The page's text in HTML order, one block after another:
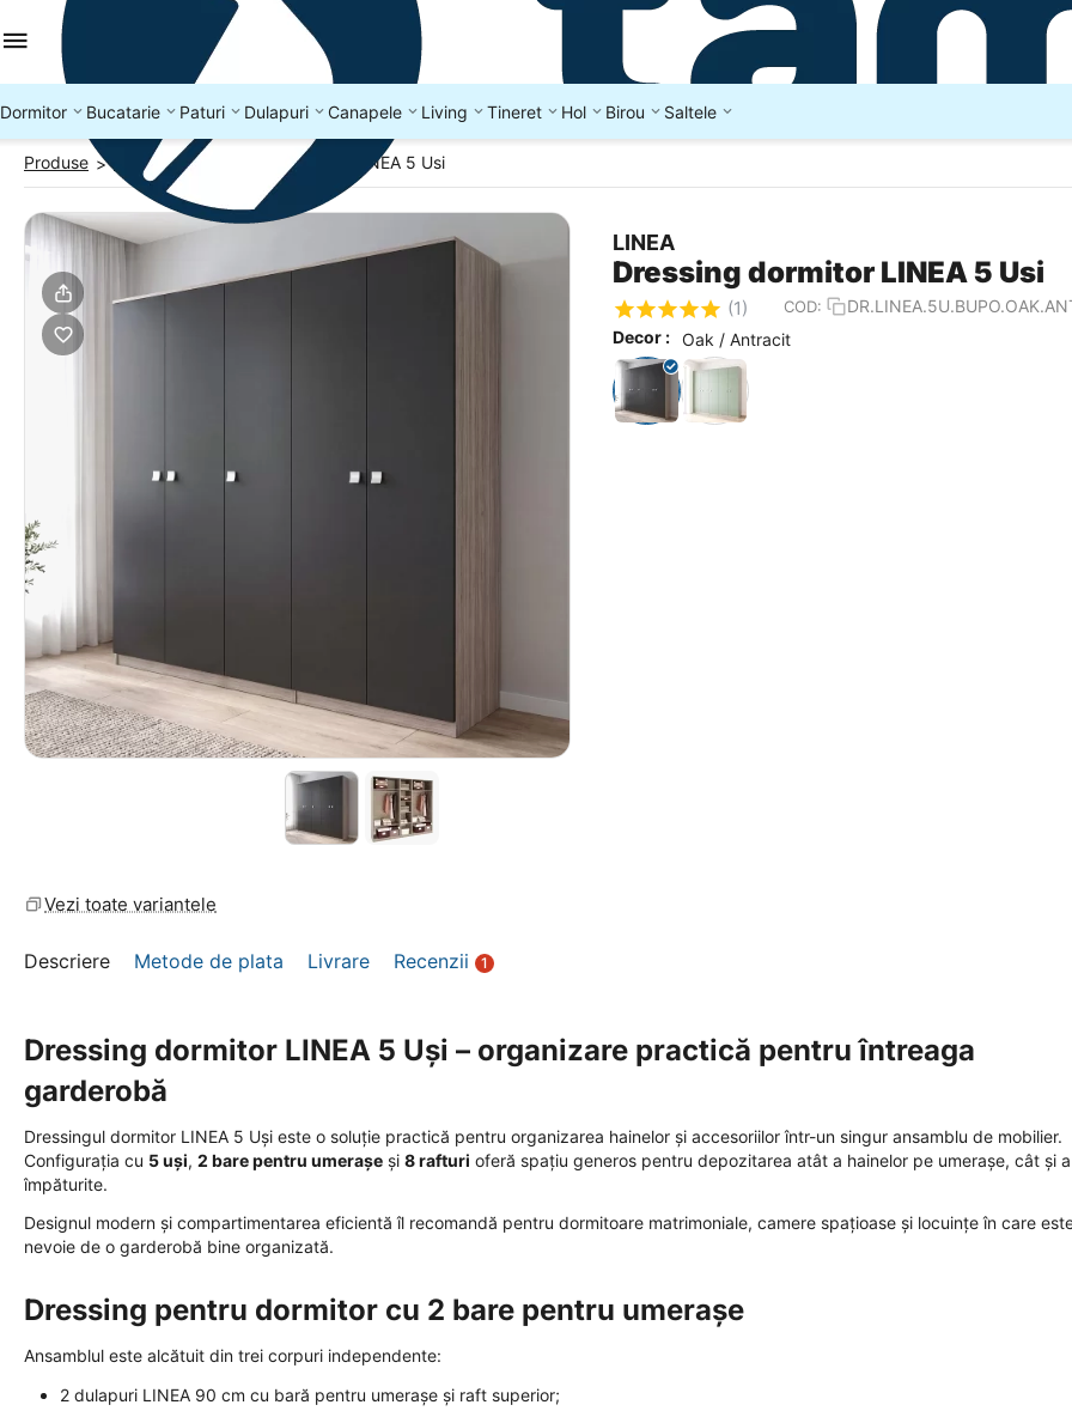
Dormitor Bucatarie Paturi Dulapuri Canapele Living Tineret Hol Birou Saltele
Produse > Dressing > Dressing dormitor LINEA 5 Usi
LINEA
Dressing dormitor LINEA 5 Usi
(1) COD:
Decor : Oak / Antracit
Vezi toate variantele
Descriere Metode de plata Livrare Recenzii 1
Dressing dormitor LINEA 5 Uși – organizare practică pentru întreaga
garderobă
Dressingul dormitor LINEA 5 Uși este o soluție practică pentru organizarea hainelor și accesoriilor într-un singur ansamblu de mobilier.
Configurația cu 5 uși, 2 bare pentru umerașe și 8 rafturi oferă spațiu generos pentru depozitarea atât a hainelor pe umerașe, cât și
împăturite.
Designul modern și compartimentarea eficientă îl recomandă pentru dormitoare matrimoniale, camere spațioase și locuințe în care
nevoie de o garderobă bine organizată.
Dressing pentru dormitor cu 2 bare pentru umerașe
Ansamblul este alcătuit din trei corpuri independente:
2 dulapuri LINEA 90 cm cu bară pentru umerașe și raft superior;